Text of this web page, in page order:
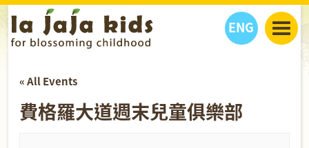
ENG
教學活動
丫丫活動
健康生活館
« All Events
費格羅大道週末兒童俱樂部